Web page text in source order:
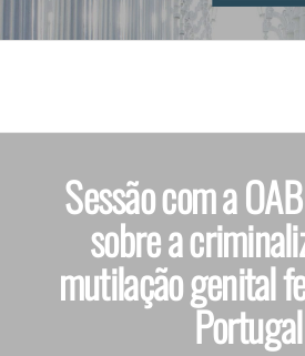
InclusiveCourts
prática
Sessão com a
sobre a
mutilação genital
Portugal